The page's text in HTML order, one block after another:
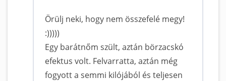
Örülj neki, hogy nem összefelé megy!
:)))))
Egy barátnőm szült, aztán börzacskó
efektus volt. Felvarratta, aztán még
fogyott a semmi kilójából és teljesen